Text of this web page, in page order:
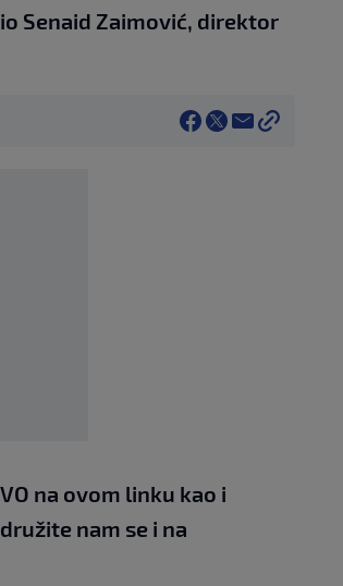
Senaid Zaimović, direktor
na ovom linku kao i
nam se i na